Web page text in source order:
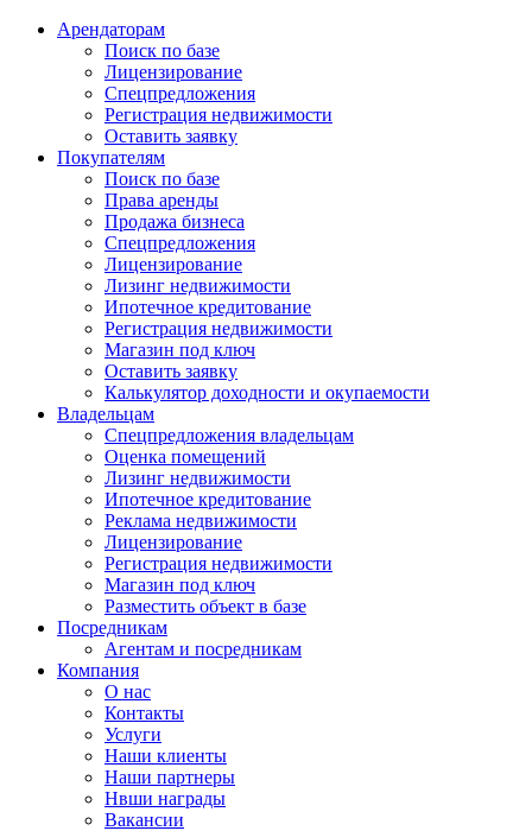
Арендаторам
Поиск по базе
Лицензирование
Спецпредложения
Регистрация недвижимости
Оставить заявку
Покупателям
Поиск по базе
Права аренды
Продажа бизнеса
Спецпредложения
Лицензирование
Лизинг недвижимости
Ипотечное кредитование
Регистрация недвижимости
Магазин под ключ
Оставить заявку
Калькулятор доходности и окупаемости
Владельцам
Спецпредложения владельцам
Оценка помещений
Лизинг недвижимости
Ипотечное кредитование
Реклама недвижимости
Лицензирование
Регистрация недвижимости
Магазин под ключ
Разместить объект в базе
Посредникам
Агентам и посредникам
Компания
О нас
Контакты
Услуги
Наши клиенты
Наши партнеры
Нвши награды
Вакансии